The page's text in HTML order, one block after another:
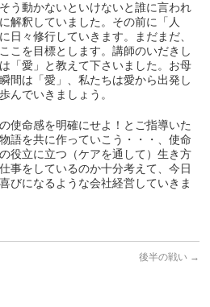
う動かないといけないと誰に言われ
解釈していました。その前に「人
日々修行していきます。まだまだ、
こを目標とします。講師のいだきし
「愛」と教えて下さいました。お母
間は「愛」、私たちは愛から出発し
んでいきましょう。
使命感を明確にせよ！とご指導いた
語を共に作っていこう・・・、使命
役立に立つ（ケアを通して）生き方
事をしているのか十分考えて、今日
びになるような会社経営していきま
後半の戦い →